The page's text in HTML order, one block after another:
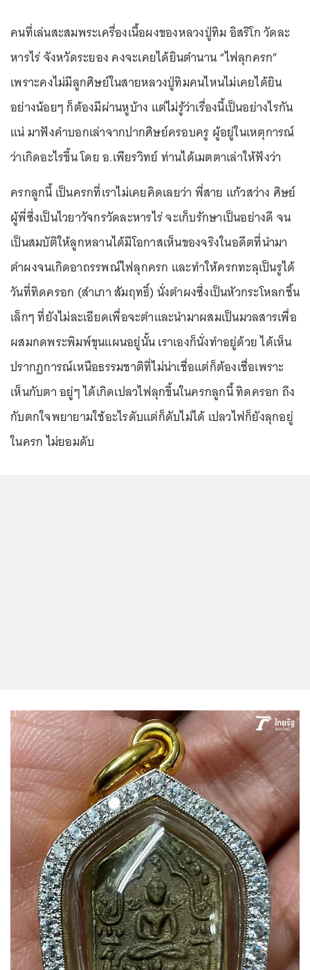
คนที่เล่นสะสมพระเครื่องเนื้อผงของหลวงปู่ทิม อิสริโก วัดละ
หารไร่ จังหวัดระยอง คงจะเคยได้ยินตำนาน “ไฟลุกครก”
เพราะคงไม่มีลูกศิษย์ในสายหลวงปู่ทิมคนไหนไม่เคยได้ยิน
อย่างน้อยๆ ก็ต้องมีผ่านหูบ้าง แต่ไม่รู้ว่าเรื่องนี้เป็นอย่างไรกัน
แน่ มาฟังคำบอกเล่าจากปากศิษย์ครอบครู ผู้อยู่ในเหตุการณ์
ว่าเกิดอะไรขึ้น โดย อ.เพียรวิทย์ ท่านได้เมตตาเล่าให้ฟังว่า
ครกลูกนี้ เป็นครกที่เราไม่เคยคิดเลยว่า พี่สาย แก้วสว่าง ศิษย์
ผู้พี่ซึ่งเป็นไวยาวัจกรวัดละหารไร่ จะเก็บรักษาเป็นอย่างดี จน
เป็นสมบัติให้ลูกหลานได้มีโอกาสเห็นของจริงในอดีตที่นำมา
ตำผงจนเกิดอาถรรพณ์ไฟลุกครก และทำให้ครกทะลุเป็นรูได้
วันที่ทิดครอก (สำเภา สัมฤทธิ์) นั่งตำผงซึ่งเป็นหัวกระโหลกชิ้น
เล็กๆ ที่ยังไม่ละเอียดเพื่อจะตำและนำมาผสมเป็นมวลสารเพื่อ
ผสมกดพระพิมพ์ขุนแผนอยู่นั้น เราเองก็นั่งทำอยู่ด้วย ได้เห็น
ปรากฏการณ์เหนือธรรมชาติที่ไม่น่าเชื่อแต่ก็ต้องเชื่อเพราะ
เห็นกับตา อยู่ๆ ได้เกิดเปลวไฟลุกขึ้นในครกลูกนี้ ทิดครอก ถึง
กับตกใจพยายามใช้อะไรดับแต่ก็ดับไม่ได้ เปลวไฟก็ยังลุกอยู่
ในครก ไม่ยอมดับ